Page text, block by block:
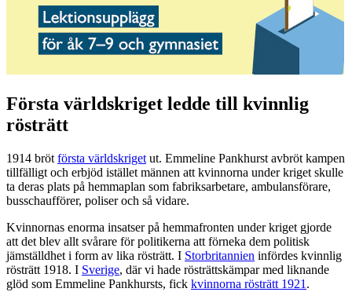
Första världskriget ledde till kvinnlig
rösträtt
1914 bröt första världskriget ut. Emmeline Pankhurst avbröt kampen
tillfälligt och erbjöd istället männen att kvinnorna under kriget skulle
ta deras plats på hemmaplan som fabriksarbetare, ambulansförare,
busschaufförer, poliser och så vidare.
Kvinnornas enorma insatser på hemmafronten under kriget gjorde
att det blev allt svårare för politikerna att förneka dem politisk
jämställdhet i form av lika rösträtt. I Storbritannien infördes kvinnlig
rösträtt 1918. I Sverige, där vi hade rösträttskämpar med liknande
glöd som Emmeline Pankhursts, fick kvinnorna rösträtt 1921 .